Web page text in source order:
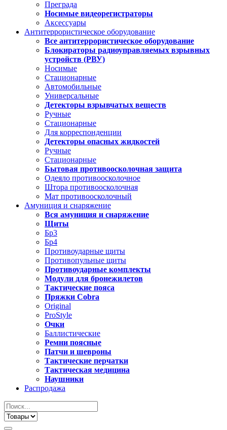
Преграда
Носимые видеорегистраторы
Аксессуары
Антитеррористическое оборудование
Все антитеррористическое оборудование
Блокираторы радиоуправляемых взрывных
устройств (РВУ)
Носимые
Стационарные
Автомобильные
Универсальные
Детекторы взрывчатых веществ
Ручные
Стационарные
Для корреспонденции
Детекторы опасных жидкостей
Ручные
Стационарные
Бытовая противоосколочная защита
Одеяло противоосколочное
Штора противоосколочная
Мат противоосколочный
Амуниция и снаряжение
Вся амуниция и снаряжение
Щиты
Бр3
Бр4
Противоударные щиты
Противопульные щиты
Противоударные комплекты
Модули для бронежилетов
Тактические пояса
Пряжки Cobra
Original
ProStyle
Очки
Баллистические
Ремни поясные
Патчи и шевроны
Тактические перчатки
Тактическая медицина
Наушники
Распродажа